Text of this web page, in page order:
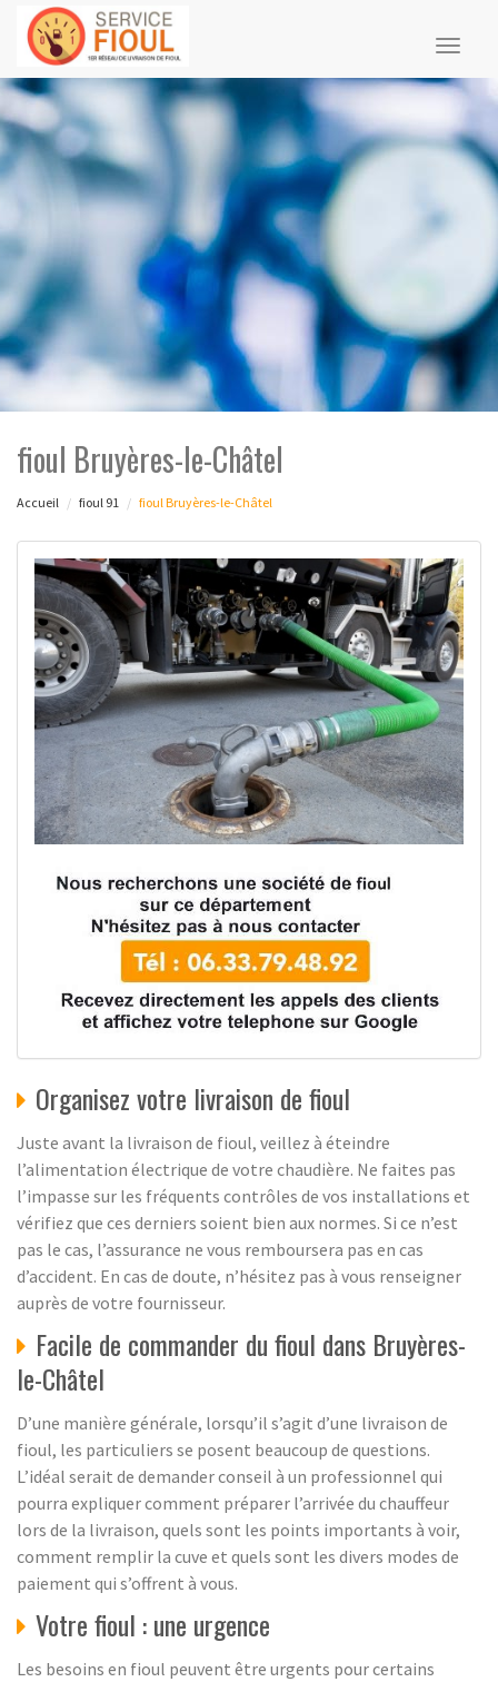
fioul Bruyères-le-Châtel
Accueil fioul 91 fioul Bruyères-le-Châtel
Organisez votre livraison de fioul
Juste avant la livraison de fioul, veillez à éteindre
l’alimentation électrique de votre chaudière. Ne faites pas
l’impasse sur les fréquents contrôles de vos installations et
vérifiez que ces derniers soient bien aux normes. Si ce n’est
pas le cas, l’assurance ne vous remboursera pas en cas
d’accident. En cas de doute, n’hésitez pas à vous renseigner
auprès de votre fournisseur.
Facile de commander du fioul dans Bruyères-
le-Châtel
D’une manière générale, lorsqu’il s’agit d’une livraison de
fioul, les particuliers se posent beaucoup de questions.
L’idéal serait de demander conseil à un professionnel qui
pourra expliquer comment préparer l’arrivée du chauffeur
lors de la livraison, quels sont les points importants à voir,
comment remplir la cuve et quels sont les divers modes de
paiement qui s’offrent à vous.
Votre fioul : une urgence
Les besoins en fioul peuvent être urgents pour certains